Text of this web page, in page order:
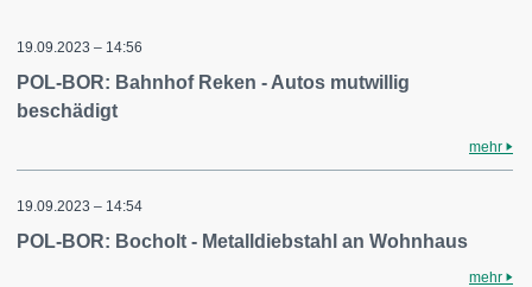
19.09.2023 – 14:56
POL-BOR: Bahnhof Reken - Autos mutwillig
beschädigt
mehr
19.09.2023 – 14:54
POL-BOR: Bocholt - Metalldiebstahl an Wohnhaus
mehr